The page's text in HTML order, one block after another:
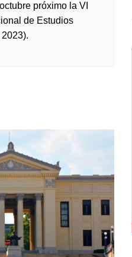
próximo la VI
de Estudios